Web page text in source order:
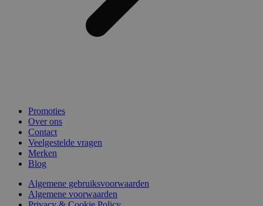
Promoties
Over ons
Contact
Veelgestelde vragen
Merken
Blog
Algemene gebruiksvoorwaarden
Algemene voorwaarden